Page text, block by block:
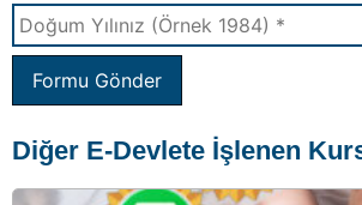
Formu Gönder
Diğer E-Devlete İşlenen